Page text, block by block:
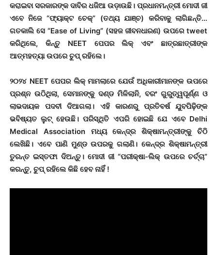
କରାଇବା ସରକାରଙ୍କ ଦାବିର ଧଜିଆ ଉଡ଼ାଉଛି। ପ୍ରଧାନମନ୍ତ୍ରୀ ମୋଦୀ ଜୀ
ଏବେ ନିଜେ “ଫ୍ୟାକ୍ଟ ଚେକ୍” (ତଥ୍ୟ ଯାଞ୍ଚ) କରିବାକୁ ଲାଗିଛନ୍ତି…
ଗତକାଲି ସେ “Ease of Living” (ସହଜ ଜୀବନଧାରଣ) ଉପରେ tweet
କରିଥିଲେ, କିନ୍ତୁ NEET ପେପର ଲିକ୍ ଏବଂ ଛାତ୍ରଛାତ୍ରୀଙ୍କ
ଆତ୍ମହତ୍ୟା ଉପରେ ଚୁପ୍ ରହିଲେ।
୨୦୨୪ NEET ପେପର ଲିକ୍ ମାମଲାରେ ଯେଉଁ ଅଧିକାରୀମାନଙ୍କ ଉପରେ
ପ୍ରଶ୍ନ ଉଠିଥିଲା, ସେମାନଙ୍କୁ ଦଣ୍ଡ ମିଳିଲାନି, ବରଂ ଗୁରୁତ୍ୱପୂର୍ଣ୍ଣ ଓ
ଲାଭଦାୟକ ପଦବୀ ଦିଆଗଲା। ଏହି କାରଣରୁ ପ୍ରତିବର୍ଷ ଯୁବପିଢ଼ିଙ୍କ
ଭବିଷ୍ୟତ ଲୁଟ୍ ହେଉଛି। ପରିସ୍ଥିତି ଏପରି ହୋଇଛି ଯେ ଏବେ Delhi
Medical Association ମଧ୍ୟ କେନ୍ଦ୍ର ଶିକ୍ଷାମନ୍ତ୍ରୀଙ୍କୁ ଚିଠି
ଲେଖିଛି। ଏବେ ପାଣି ମୁଣ୍ଡ ଉପରକୁ ଗଲାଣି। କେନ୍ଦ୍ର ଶିକ୍ଷାମନ୍ତ୍ରୀ
ତୁରନ୍ତ ଇସ୍ତଫା ଦିଅନ୍ତୁ। ମୋଦୀ ଜୀ “ପରୀକ୍ଷା-ଲିକ୍ ଉପରେ ଚର୍ଚ୍ଚା”
କରନ୍ତୁ, ଚୁପ୍ ରହିଲେ କିଛି ହେବ ନାହିଁ !